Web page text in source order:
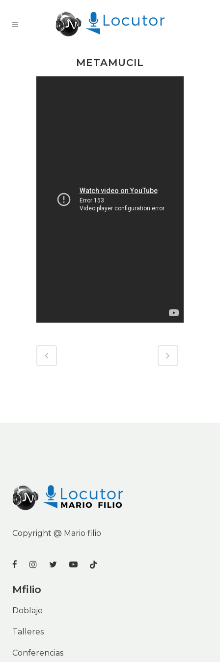
METAMUCIL
Copyright @ Mario filio
Mfilio
Doblaje
Talleres
Conferencias